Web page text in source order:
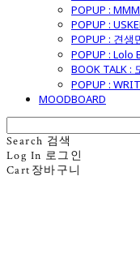
POPUP :
POPUP :
POPUP : 견생
POPUP : Lolo
BOOK TALK :
POPUP :
MOODBOARD
Search 검색
Log In 로그인
Cart 장바구니